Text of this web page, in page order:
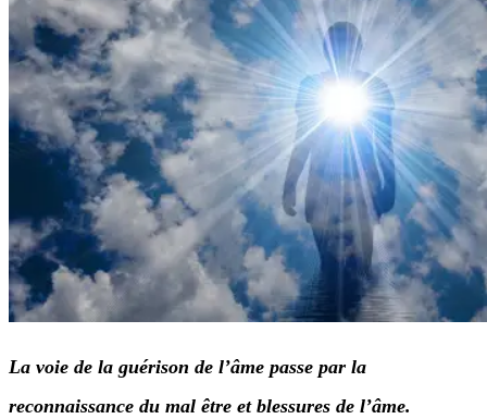
La voie de la guérison de l’âme passe par la
reconnaissance du mal être et blessures de l’âme.